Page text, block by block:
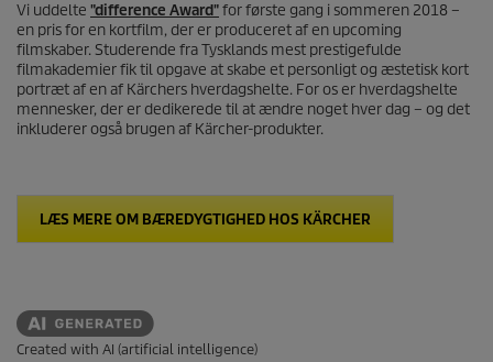
Vi uddelte "difference Award"for første gang i sommeren 2018 –
en pris for en kortfilm, der er produceret af en upcoming
filmskaber. Studerende fra Tysklands mest prestigefulde
filmakademier fik til opgave at skabe et personligt og æstetisk kort
portræt af en af Kärchers hverdagshelte. For os er hverdagshelte
mennesker, der er dedikerede til at ændre noget hver dag – og det
inkluderer også brugen af Kärcher-produkter.
LÆS MERE OM BÆREDYGTIGHED HOS KÄRCHER
Created with AI (artificial intelligence)